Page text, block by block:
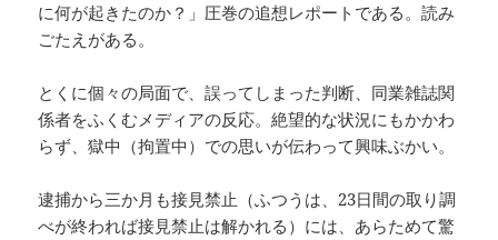
に何が起きたのか？」圧巻の追想レポートである。読み
ごたえがある。
とくに個々の局面で、誤ってしまった判断、同業雑誌関
係者をふくむメディアの反応。絶望的な状況にもかかわ
らず、獄中（拘置中）での思いが伝わって興味ぶかい。
逮捕から三か月も接見禁止（ふつうは、23日間の取り調
べが終われば接見禁止は解かれる）には、あらためて驚